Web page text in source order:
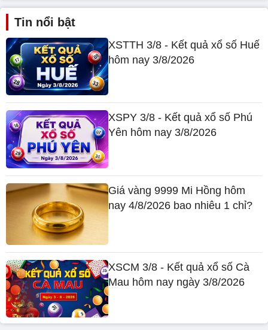
Tin nổi bật
XSTTH 3/8 - Kết quả xổ số Huế
hôm nay 3/8/2026
XSPY 3/8 - Kết quả xổ số Phú
Yên hôm nay 3/8/2026
Giá vàng 9999 Mi Hồng hôm
nay 4/8/2026 bao nhiêu 1 chỉ?
XSCM 3/8 - Kết quả xổ số Cà
Mau hôm nay ngày 3/8/2026